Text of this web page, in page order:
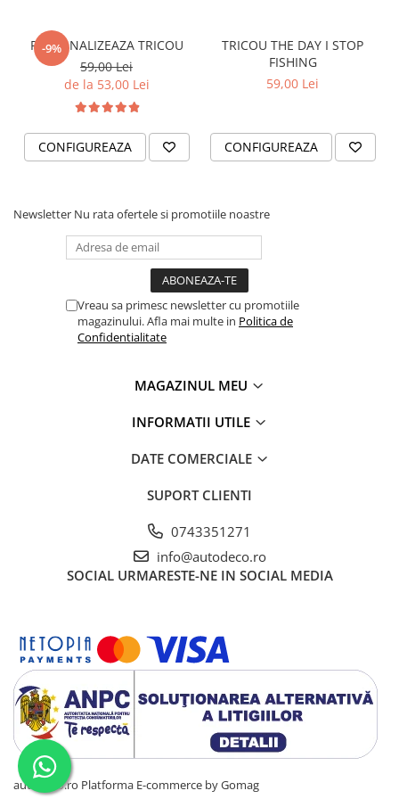
TRICOURI IUBITORI DE PISICI
TRICOURI JDM
TRICOURI MOTO/ATV
TRICOURI OFF ROAD/4X4
TRICOURI PENTRU SOFERI DE
TRICOURI PESCUIT/VANATOARE
TRICOURI SOFERI SI SOFERITE
TABLOURI CANVAS
STICKERE COPII
AUTOCOLANTE SI ACCESORII
CADOURI PERSONALIZATE
BRELOCURI PERSONALIZATE
PRINTARE POZE
CANI PERSONALIZATE
PRODUSE PENTRU EVENIMENTE
SISTEME DE AFISARE
-9%
PERSONALIZEAZA TRICOU
59,00 Lei
de la 53,00 Lei
CONFIGUREAZA
TRICOU THE DAY I STOP
FISHING
59,00 Lei
CONFIGUREAZA
Newsletter Nu rata ofertele si promotiile noastre
Vreau sa primesc newsletter cu promotiile
magazinului. Afla mai multe in Politica de
Confidentialitate
MAGAZINUL MEU
INFORMATII UTILE
DATE COMERCIALE
SUPORT CLIENTI
0743351271
info@autodeco.ro
SOCIAL URMARESTE-NE IN SOCIAL MEDIA
autodeco.ro Platforma E-commerce by Gomag